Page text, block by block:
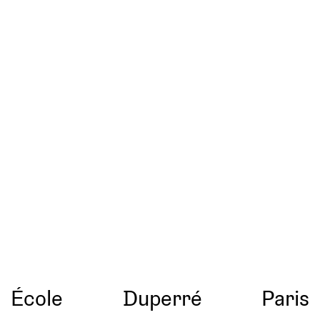
École Duperré Paris